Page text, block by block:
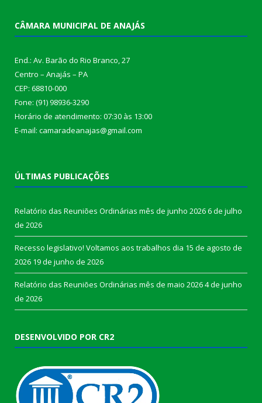
CÂMARA MUNICIPAL DE ANAJÁS
End.: Av. Barão do Rio Branco, 27
Centro – Anajás – PA
CEP: 68810-000
Fone: (91) 98936-3290
Horário de atendimento: 07:30 às 13:00
E-mail: camaradeanajas@gmail.com
ÚLTIMAS PUBLICAÇÕES
Relatório das Reuniões Ordinárias mês de junho 20266 de julho
de 2026
Recesso legislativo! Voltamos aos trabalhos dia 15 de agosto de
2026 19 de junho de 2026
Relatório das Reuniões Ordinárias mês de maio 20264 de junho
de 2026
DESENVOLVIDO POR CR2